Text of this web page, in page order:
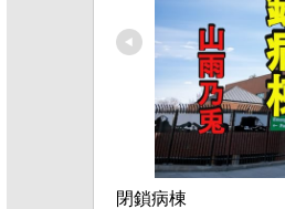
閉鎖病棟